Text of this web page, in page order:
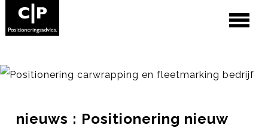
nieuws : Positionering nieuw
Opdrachtgevers